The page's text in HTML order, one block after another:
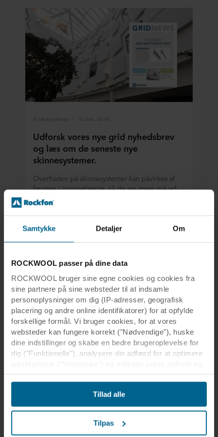
Samtykke Detaljer Om
ROCKWOOL passer på dine data
ROCKWOOL bruger sine egne cookies og cookies fra
sine partnere på sine websteder til at indsamle
personoplysninger om dig (IP-adresser, geografisk
placering og andre online identifikatorer) for at opfylde
forskellige formål. Vi bruger cookies, for at vores
websteder kan fungere korrekt ("Nødvendige"), huske
dine indstillinger og skabe en bedre brugeroplevelse for
dig ("Funktionelle"), analysere din adfærd for at optimere
annoncer på sociale medier og eksterne websteder
baseret på din adfærd på vores websteder
("Markedsføring"). Oplysninger om din brug af vores
websteder kan blive videregivet til vores partnere inden
forretningspartnere kan kombinere disse data med andre
Tillad alle
Tilpas
Produktnyheder 02 mar. 2018
Udforsk vores nye grid nyhedsbrev
og læs om de seneste nye
skinnesystemer.
Overfladen på skinnesystemer kan påvirkes af
farvene i omgivelserne, så de ser mere grå ud
end hvide. Vores mathvide skinnesystem løser
problemet.
New Grid Newsletter featuring the
latest grid updates
We share our most recent grid and accessory